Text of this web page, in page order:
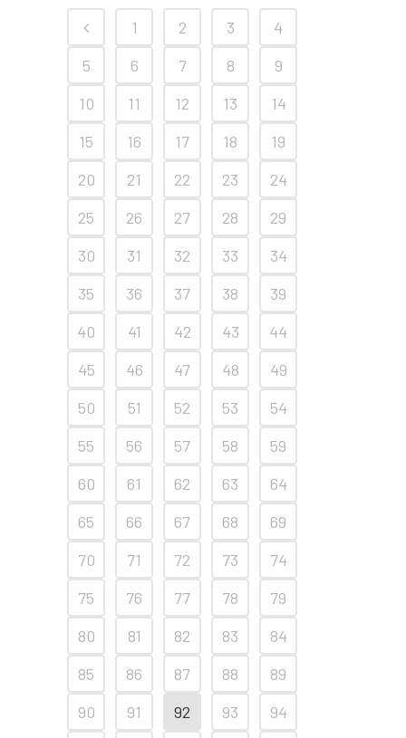
1 2 3
4
5
6 7 8
9
10
11 12 13
14
15
16 17 18
19
20
21 22 23
24
25
26 27 28
29
30
31 32 33
34
35
36 37 38
39
40
41 42 43
44
45
46 47 48
49
50
51 52 53
54
55
56 57 58
59
60
61 62 63
64
65
66 67 68
69
70
71 72 73
74
75
76 77 78
79
80
81 82 83
84
85
86 87 88
89
90
91 92 93
94